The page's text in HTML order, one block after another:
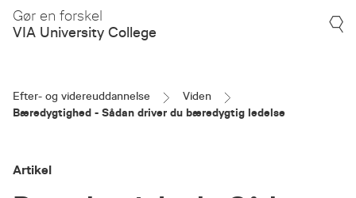
Gør en forskel
VIA University College
Efter- og videreuddannelse
Viden
Bæredygtighed - Sådan driver du bæredygtig ledelse
Artikel